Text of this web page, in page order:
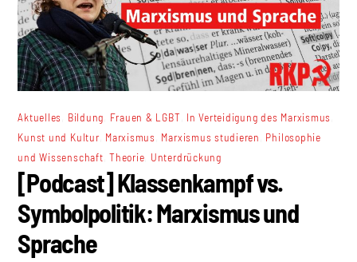
Aktuelles Bildung Frauen & LGBT In Verteidigung des Marxismus
Kunst und Kultur Marxismus Marxismus studieren Philosophie
und Wissenschaft ,Theorie Unterdrückung
[Podcast] Klassenkampf vs.
Symbolpolitik: Marxismus und
Sprache